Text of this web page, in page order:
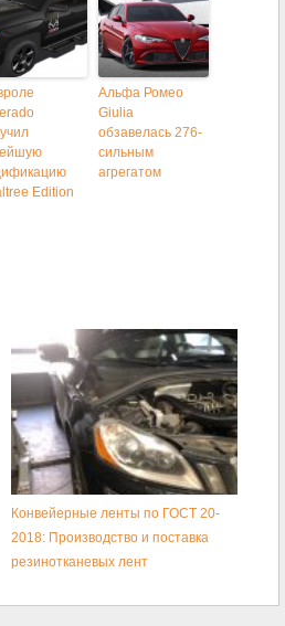
Edition
Альфа Ромео
Giulia
обзавелась 276-
сильным
агрегатом
Конвейерные ленты по ГОСТ 20-
2018: Производство и поставка
резинотканевых лент